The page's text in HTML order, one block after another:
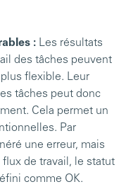
: Les résultats
des tâches peuvent
flexible. Leur
tâches peut donc
Cela permet un
Par
une erreur, mais
de travail, le statut
comme OK.